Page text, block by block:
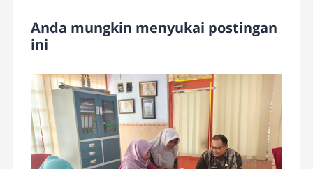
Anda mungkin menyukai postingan
ini